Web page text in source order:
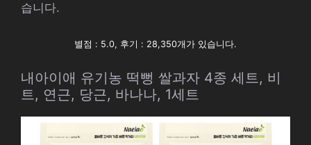
습니다.
별점 : 5.0, 후기 : 28,350개가 있습니다.
내아이애 유기농 떡뻥 쌀과자 4종 세트, 비
트, 연근, 당근, 바나나, 1세트